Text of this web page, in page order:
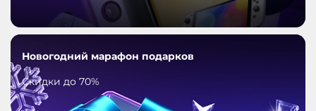
Новогодний марафон подарков
Скидки до 70%